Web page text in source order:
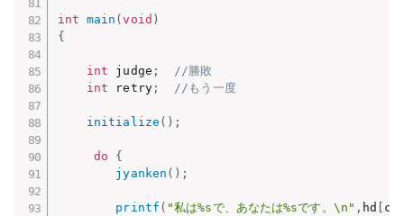
int main (void )
{
int judge ;
//勝敗
int retry; //もう一度
initialize ( ) ;
do
{
jyanken ( ) ;
printf ( "私は%sで、あなたは%sです。\n" , hd